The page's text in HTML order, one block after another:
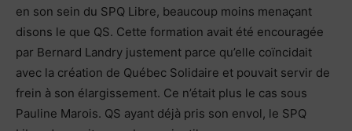
en son sein du SPQ Libre, beaucoup moins menaçant
disons le que QS. Cette formation avait été encouragée
par Bernard Landry justement parce qu’elle coïncidait
avec la création de Québec Solidaire et pouvait servir de
frein à son élargissement. Ce n’était plus le cas sous
Pauline Marois. QS ayant déjà pris son envol, le SPQ